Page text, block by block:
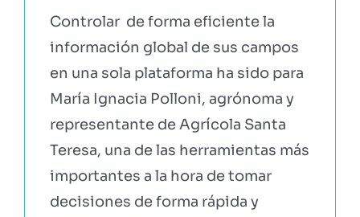
Controlar de forma eficiente la
información global de sus campos
en una sola plataforma ha sido para
María Ignacia Polloni, agrónoma y
representante de Agrícola Santa
Teresa, una de las herramientas más
importantes a la hora de tomar
decisiones de forma rápida y